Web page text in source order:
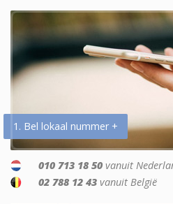
1. Bel lokaal nummer +
010 713 18 50 vanuit
02 788 12 43 vanuit België